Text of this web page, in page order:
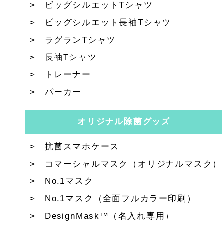
ビッグシルエットTシャツ
ビッグシルエット長袖Tシャツ
ラグランTシャツ
長袖Tシャツ
トレーナー
パーカー
オリジナル除菌グッズ
抗菌スマホケース
コマーシャルマスク（オリジナルマスク）
No.1マスク
No.1マスク（全面フルカラー印刷）
DesignMask™（名入れ専用）